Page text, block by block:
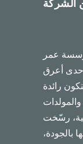
الشركة
عمر
أعرق
رائدة
رسّخت
بالجودة،